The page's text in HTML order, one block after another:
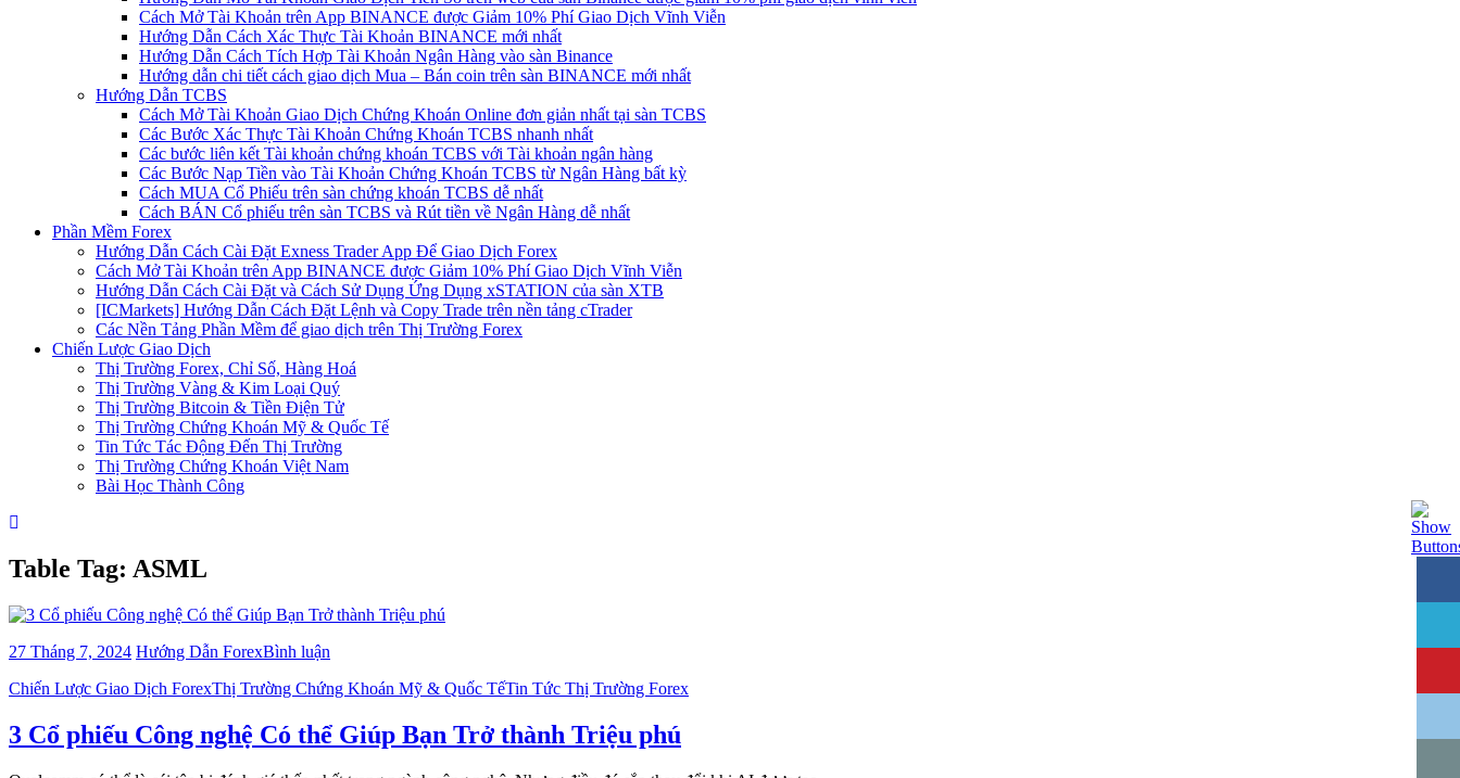
Cách Mở Tài Khoản trên App BINANCE được Giảm 10% Phí Giao Dịch Vĩnh Viễn
Hướng Dẫn Cách Xác Thực Tài Khoản BINANCE mới nhất
Hướng Dẫn Cách Tích Hợp Tài Khoản Ngân Hàng vào sàn Binance
Hướng dẫn chi tiết cách giao dịch Mua – Bán coin trên sàn BINANCE mới nhất
Hướng Dẫn TCBS
Cách Mở Tài Khoản Giao Dịch Chứng Khoán Online đơn giản nhất tại sàn TCBS
Các Bước Xác Thực Tài Khoản Chứng Khoán TCBS nhanh nhất
Các bước liên kết Tài khoản chứng khoán TCBS với Tài khoản ngân hàng
Các Bước Nạp Tiền vào Tài Khoản Chứng Khoán TCBS từ Ngân Hàng bất kỳ
Cách MUA Cổ Phiếu trên sàn chứng khoán TCBS dễ nhất
Cách BÁN Cổ phiếu trên sàn TCBS và Rút tiền về Ngân Hàng dễ nhất
Phần Mềm Forex
Hướng Dẫn Cách Cài Đặt Exness Trader App Để Giao Dịch Forex
Cách Mở Tài Khoản trên App BINANCE được Giảm 10% Phí Giao Dịch Vĩnh Viễn
Hướng Dẫn Cách Cài Đặt và Cách Sử Dụng Ứng Dụng xSTATION của sàn XTB
[ICMarkets] Hướng Dẫn Cách Đặt Lệnh và Copy Trade trên nền tảng cTrader
Các Nền Tảng Phần Mềm để giao dịch trên Thị Trường Forex
Chiến Lược Giao Dịch
Thị Trường Forex, Chỉ Số, Hàng Hoá
Thị Trường Vàng & Kim Loại Quý
Thị Trường Bitcoin & Tiền Điện Tử
Thị Trường Chứng Khoán Mỹ & Quốc Tế
Tin Tức Tác Động Đến Thị Trường
Thị Trường Chứng Khoán Việt Nam
Bài Học Thành Công
Table Tag: ASML
27 Tháng 7, 2024 Hướng Dẫn ForexBình luận
3
phiếu
Công
Categories
Chiến Lược Giao Dịch ForexThị Trường Chứng Khoán Mỹ & Quốc TếTin Tức Thị Trường Forex
3 Cổ phiếu Công nghệ Có thể Giúp Bạn Trở thành Triệu phú